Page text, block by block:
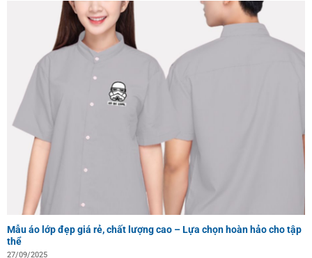
Mẫu áo lớp đẹp giá rẻ, chất lượng cao – Lựa chọn hoàn hảo cho tập
thể
27/09/2025